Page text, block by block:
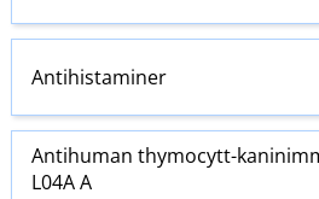
Antihistaminer
Antihuman thymocytt-
L04A A